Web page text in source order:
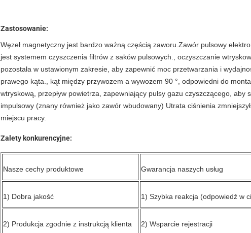
Zastosowanie:
Węzeł magnetyczny jest bardzo ważną częścią zaworu.Zawór pulsowy
jest systemem czyszczenia filtrów z saków pulsowych., oczyszczanie
pozostała w ustawionym zakresie, aby zapewnić moc przetwarzania i
prawego kąta., kąt między przywozem a wywozem 90 °, odpowiedni do
wtryskową, przepływ powietrza, zapewniający pulsy gazu czyszczącego, aby
impulsowy (znany również jako zawór wbudowany) Utrata ciśnienia
miejscu pracy.
Zalety konkurencyjne:
Nasze cechy produktowe Gwarancja naszych usług
1) Dobra jakość 1) Szybka reakcja (odpowiedź w
2) Produkcja zgodnie z instrukcją klienta 2) Wsparcie rejestracji